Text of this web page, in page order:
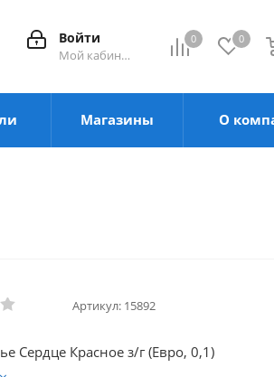
0 0
Войти
Мой кабинет
Магазины О
Артикул: 15892
Сердце Красное з/г (Евро, 0,1)